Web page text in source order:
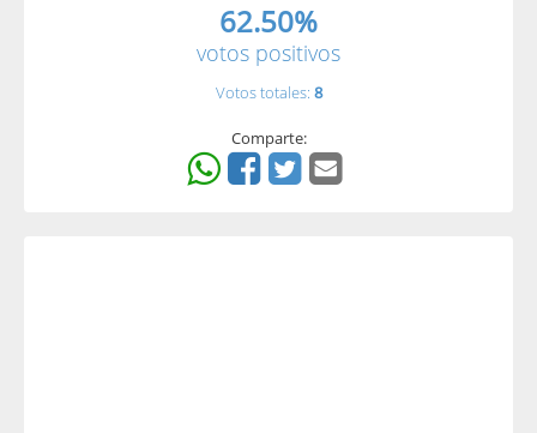
62.50%
votos positivos
Votos totales: 8
Comparte: